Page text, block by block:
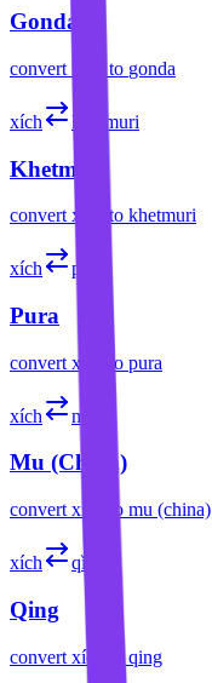
Gonda
convert xích to gonda
xích khetmuri
Khetmuri
convert xích to khetmuri
xích pura
Pura
convert xích to pura
xích mǔ
Mu (China)
convert xích to mu (china)
xích qǐng
Qing
convert xích toqing